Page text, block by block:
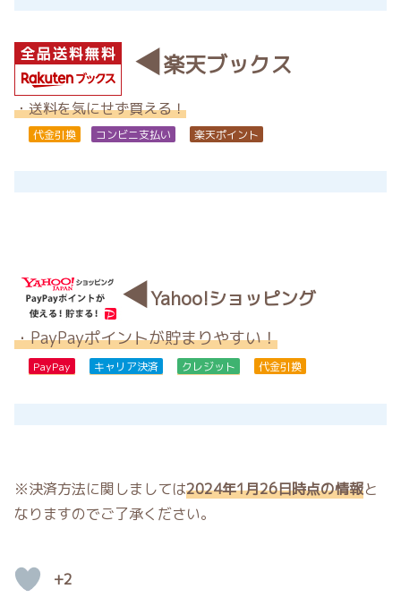
◀楽天ブックス
・送料を気にせず買える！
代金引換 コンビニ支払い 楽天ポイント
◀Yahoo!ショッピング
・PayPayポイントが貯まりやすい！
PayPay キャリア決済 クレジット 代金引換
※決済方法に関しましては2024年1月26日時点の情報と
なりますのでご了承ください。
+2